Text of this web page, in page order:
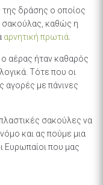
δράσης ο οποίος
σακούλας, καθώς η
αρνητική πρωτιά
αέρας ήταν καθαρός
Τότε που οι
αγορές με πάνινες
σακούλες να
νόμο και ας πούμε μια
Ευρωπαίοι που μας